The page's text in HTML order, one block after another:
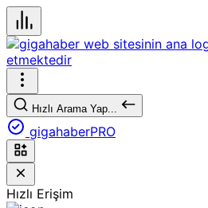
Hızlı Arama Yap...
gigahaberPRO
Hızlı Erişim